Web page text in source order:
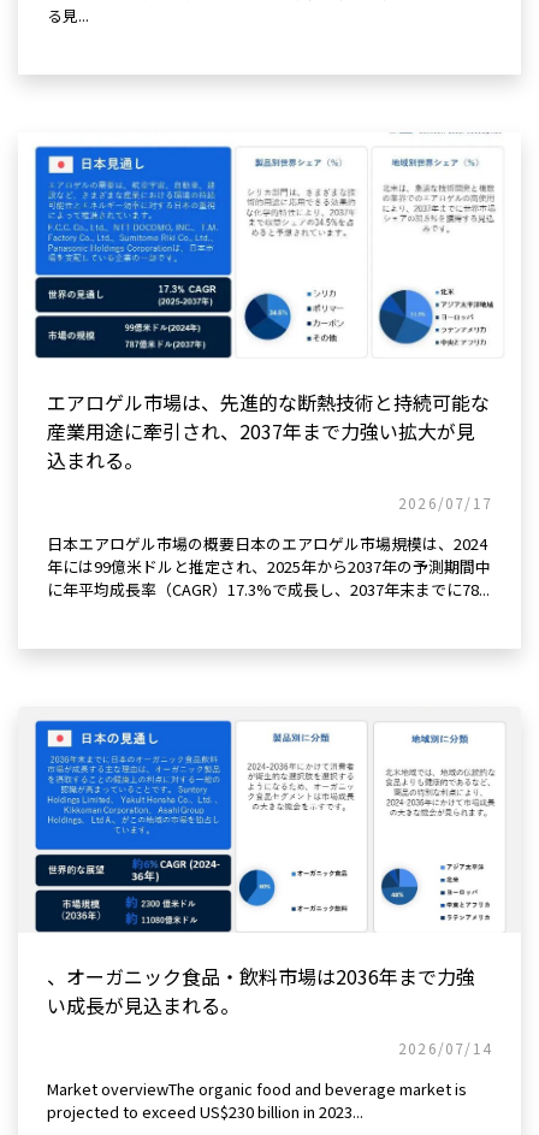
る見...
エアロゲル市場は、先進的な断熱技術と持続可能な
産業用途に牽引され、2037年まで力強い拡大が見
込まれる。
2026/07/17
日本エアロゲル市場の概要日本のエアロゲル市場規模は、2024
年には99億米ドルと推定され、2025年から2037年の予測期間中
に年平均成長率（CAGR）17.3%で成長し、2037年末までに78...
、オーガニック食品・飲料市場は2036年まで力強
い成長が見込まれる。
2026/07/14
Market overviewThe organic food and beverage market is
projected to exceed US$230 billion in 2023...